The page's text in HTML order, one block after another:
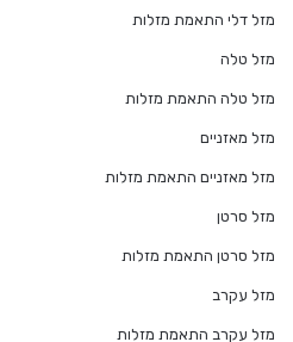
מזל דלי התאמת מזלות
מזל טלה
מזל טלה התאמת מזלות
מזל מאזניים
מזל מאזניים התאמת מזלות
מזל סרטן
מזל סרטן התאמת מזלות
מזל עקרב
מזל עקרב התאמת מזלות